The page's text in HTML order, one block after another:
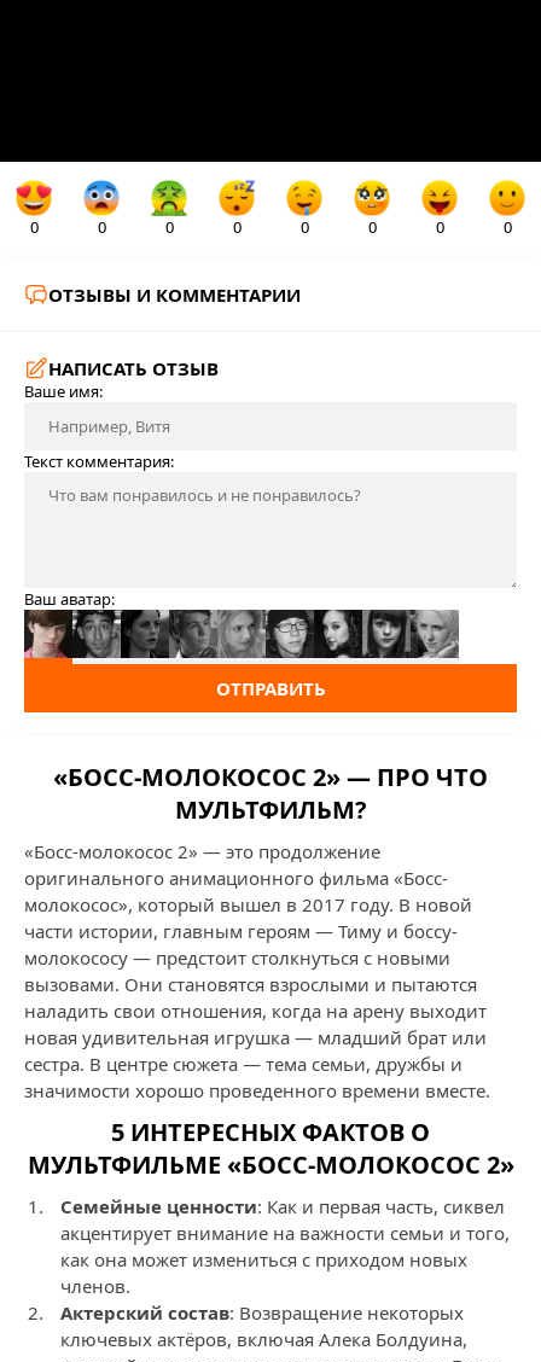
0 0 0 0 0 0 0 0
ОТЗЫВЫ И КОММЕНТАРИИ
НАПИСАТЬ ОТЗЫВ
Ваше имя:
Текст комментария:
Ваш аватар:
ОТПРАВИТЬ
«БОСС-МОЛОКОСОС 2» — ПРО ЧТО
МУЛЬТФИЛЬМ?
«Босс-молокосос 2» — это продолжение
оригинального анимационного фильма «Босс-
молокосос», который вышел в 2017 году. В новой
части истории, главным героям — Тиму и боссу-
молокососу — предстоит столкнуться с новыми
вызовами. Они становятся взрослыми и пытаются
наладить свои отношения, когда на арену выходит
новая удивительная игрушка — младший брат или
сестра. В центре сюжета — тема семьи, дружбы и
значимости хорошо проведенного времени вместе.
5 ИНТЕРЕСНЫХ ФАКТОВ О
МУЛЬТФИЛЬМЕ «БОСС-МОЛОКОСОС 2»
Семейные ценности: Как и первая часть, сиквел
акцентирует внимание на важности семьи и того,
как она может измениться с приходом новых
членов.
Актерский состав: Возвращение некоторых
ключевых актёров, включая Алека Болдуина,